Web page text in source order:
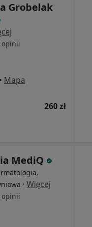
Grobelak
opinii
• Mapa
260 zł
MediQ
· Więcej
opinii